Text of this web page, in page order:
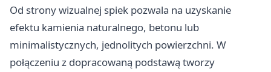
Od strony wizualnej spiek pozwala na uzyskanie
efektu kamienia naturalnego, betonu lub
minimalistycznych, jednolitych powierzchni. W
połączeniu z dopracowaną podstawą tworzy